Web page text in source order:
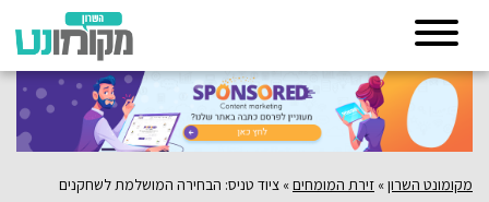
מקומונט השרון» זירת המומחים» ציוד טניס: הבחירה המושלמת לשחקנים